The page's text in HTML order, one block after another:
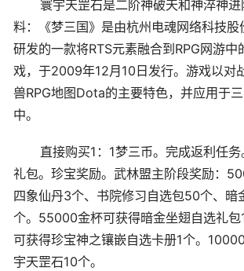
寰宇天罡石是二阶神破天和神淬神
料：《梦三国》是由杭州电魂网络科技股
研发的一款将RTS元素融合到RPG网游中
戏，于2009年12月10日发行。游戏以对
兽RPG地图Dota的主要特色，并应用于
中。
直接购买1：1梦三币。完成返利任
礼包。珍宝奖励。武林盟主阶段奖励：
四象仙丹3个、书院修习自选包50个、暗
个。55000金杯可获得暗金坐翅自选礼
可获得珍宝神之镶嵌自选卡册1个。
宇天罡石10个。